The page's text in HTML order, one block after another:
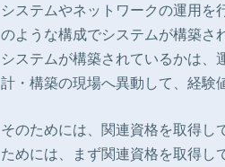
システムやネットワークの運用を
のような構成でシステムが構築さ
システムが構築されているかは、
計・構築の現場へ異動して、経験
そのためには、関連資格を取得し
ためには、まず関連資格を取得し